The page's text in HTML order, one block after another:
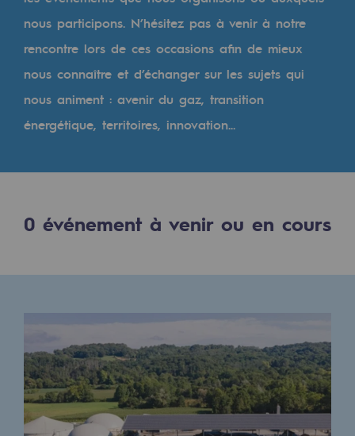
Transversalité et Collaboratif
Notre culture et nos valeurs
Une organisation certifiée
Notre organisation
Indicateurs
Les énergies d'avenir
Les énergies d'avenir
Notre vision
nous participons. N’hésitez pas à venir à notre
rencontre lors de ces occasions afin de mieux
nous connaître et d’échanger sur les sujets qui
nous animent : avenir du gaz, transition
énergétique, territoires, innovation...
0 événement à venir ou en cours